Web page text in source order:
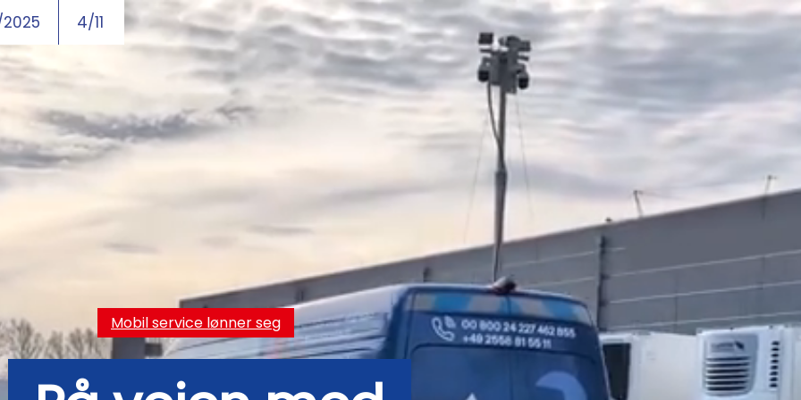
4/11
Mobil service lønner seg